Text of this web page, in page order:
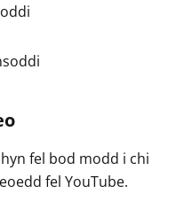
fel bod modd i chi
fel YouTube.